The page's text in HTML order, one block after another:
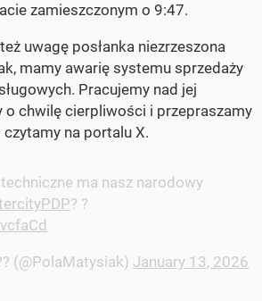
zamieszczonym o 9:47.
uwagę posłanka niezrzeszona
mamy awarię systemu sprzedaży
Pracujemy nad jej
o chwilę cierpliwości i przepraszamy
na portalu X.
ma nasz narodowy
? ?
(@PolaMatysiak) January 13, 2026